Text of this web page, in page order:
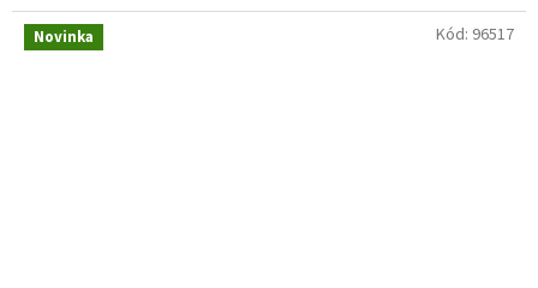
Novinka Kód: 96517